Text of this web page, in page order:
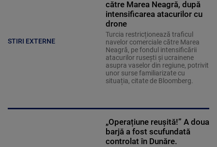
STIRI EXTERNE
către Marea Neagră, după
intensificarea atacurilor cu
drone
Turcia restricționează traficul
navelor comerciale către Marea
Neagră, pe fondul intensificării
atacurilor rusești și ucrainene
asupra vaselor din regiune, potrivit
unor surse familiarizate cu
situația, citate de Bloomberg.
„Operațiune reușită!” A doua
barjă a fost scufundată
controlat în Dunăre.